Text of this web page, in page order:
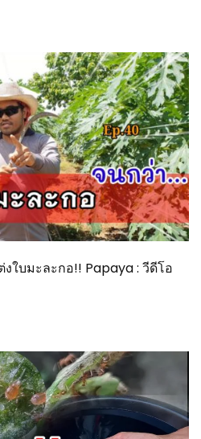
ใบมะละกอ!! Papaya : วีดีโอ